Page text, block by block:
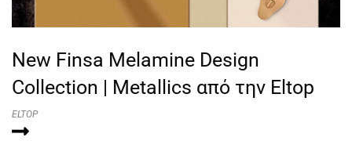
New Finsa Melamine Design
Collection | Metallics από την Eltop
ELTOP